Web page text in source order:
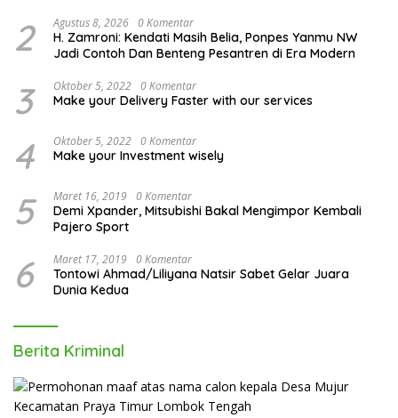
2 Agustus 8, 2026 0 Komentar
H. Zamroni: Kendati Masih Belia, Ponpes Yanmu NW
Jadi Contoh Dan Benteng Pesantren di Era Modern
3 Oktober 5, 2022 0 Komentar
Make your Delivery Faster with our services
4 Oktober 5, 2022 0 Komentar
Make your Investment wisely
5 Maret 16, 2019 0 Komentar
Demi Xpander, Mitsubishi Bakal Mengimpor Kembali
Pajero Sport
6 Maret 17, 2019 0 Komentar
Tontowi Ahmad/Liliyana Natsir Sabet Gelar Juara
Dunia Kedua
Berita Kriminal